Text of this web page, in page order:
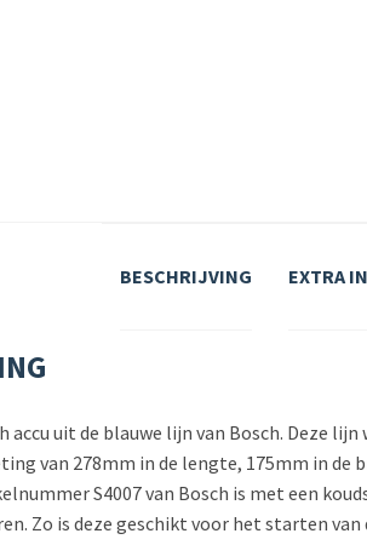
BESCHRIJVING EXTRA
accu uit de blauwe lijn van Bosch. Deze
van 278mm in de lengte, 175mm in
S4007 van Bosch is met een
Zo is deze geschikt voor het starten van